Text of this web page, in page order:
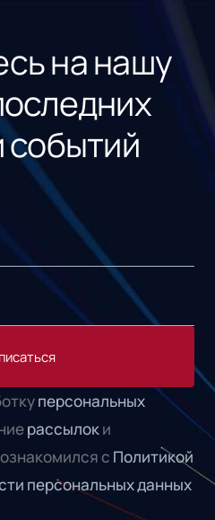
на нашу
событий
персональных
рассылоки
с Политикой
персональных данных